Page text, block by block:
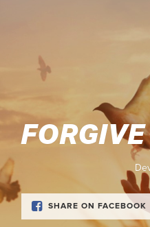
SHARE ON FACEBOOK